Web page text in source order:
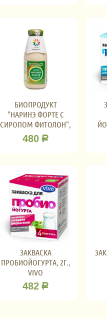
БИОПРОДУКТ
"НАРИНЭ ФОРТЕ С
СИРОПОМ ФИТОЛОН",
300 МЛ., БИОКОР
480 Р
ЗАКВАСКА
ПРОБИОЙОГУРТА, 2Г.,
VIVO
482 Р